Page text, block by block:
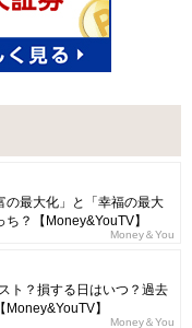
の最大化」と「幸福の最大
？【Money&YouTV】
Money＆You
ト？損する日はいつ？過去
】
Money＆You